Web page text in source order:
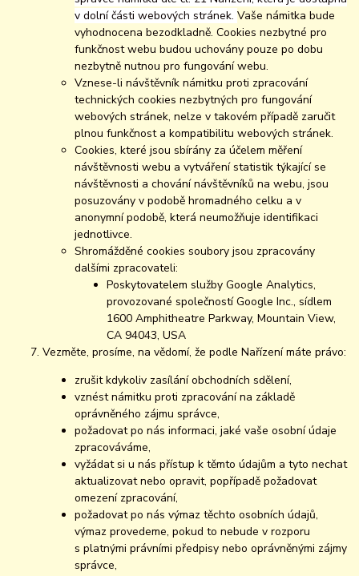
v dolní části webových stránek.Vaše námitka bude
vyhodnocena bezodkladně. Cookies nezbytné pro
funkčnost webu budou uchovány pouze po dobu
nezbytně nutnou pro fungování webu.
Vznese-li návštěvník námitku proti zpracování
technických cookies nezbytných pro fungování
webových stránek, nelze v takovém případě zaručit
plnou funkčnost a kompatibilitu webových stránek.
Cookies, které jsou sbírány za účelem měření
návštěvnosti webu a vytváření statistik týkající se
návštěvnosti a chování návštěvníků na webu, jsou
posuzovány v podobě hromadného celku a v
anonymní podobě, která neumožňuje identifikaci
jednotlivce.
Shromážděné cookies soubory jsou zpracovány
dalšími zpracovateli:
Poskytovatelem služby Google Analytics,
provozované společností Google Inc., sídlem
1600 Amphitheatre Parkway, Mountain View,
CA 94043, USA
Vezměte, prosíme, na vědomí, že podle Nařízení máte právo:
zrušit kdykoliv zasílání obchodních sdělení,
vznést námitku proti zpracování na základě
oprávněného zájmu správce,
požadovat po nás informaci, jaké vaše osobní údaje
zpracováváme,
vyžádat si u nás přístup k těmto údajům a tyto nechat
aktualizovat nebo opravit, popřípadě požadovat
omezení zpracování,
požadovat po nás výmaz těchto osobních údajů,
výmaz provedeme, pokud to nebude v rozporu
s platnými právními předpisy nebo oprávněnými zájmy
správce,